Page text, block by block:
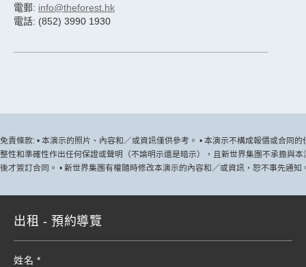
電郵: info@theforest.hk
電話: (852) 3990 1930
免責條款: • 本演示的照片、內容和／或資訊僅供參考。 • 本演示不構成報價或合同
整性和準確性作出任何保證或聲明（不論明示還是暗示），且新世界集團不承擔與
後才簽訂合同。 • 新世界集團有權隨時修改本演示的內容和／或資訊，恕不事先通
出租 - 預約導覽
姓名 *